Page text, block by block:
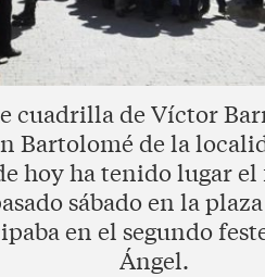
cuadrilla de Víctor
Bartolomé de la
hoy ha tenido lugar
sábado en la
en el segundo
Ángel.